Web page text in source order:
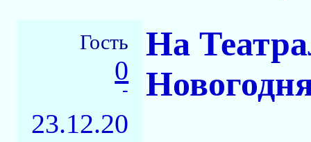
Гость
0
-
23.12.20
На